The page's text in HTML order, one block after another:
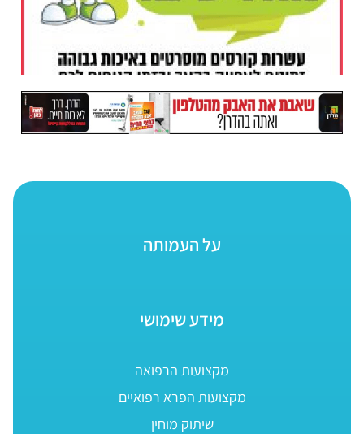
על העמותה
מידע שימושי
מקצועות הרפואה
מקצועות הפרא רפואיים
שיתוק מוחין